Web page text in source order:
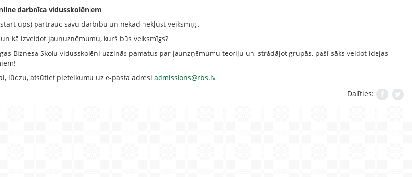
darbnīca vidusskolēniem
ups) pārtrauc savu darbību un nekad nekļūst veiksmīgi.
kā izveidot jaunuzņēmumu, kurš būs veiksmīgs?
Biznesa Skolu vidusskolēni uzzinās pamatus par jaunzņēmumu teoriju un, strādājot grupās, paši sāks veidot idejas
lūdzu, atsūtiet pieteikumu uz e-pasta adresi admissions@rbs.lv
Dalīties: